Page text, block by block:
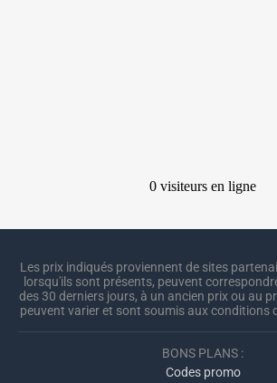
Les prix indiqués proviennent de sites
lorsqu'ils sont présents, peuvent
des 30 derniers jours, à un ancien prix ou au
peuvent varier et sont soumis aux conditions
BONS PLANS :
Codes promo